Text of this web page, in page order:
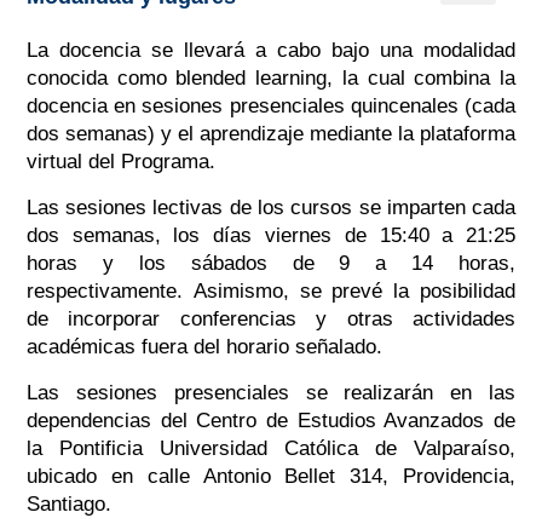
La docencia se llevará a cabo bajo una modalidad
conocida como blended learning, la cual combina la
docencia en sesiones presenciales quincenales (cada
dos semanas) y el aprendizaje mediante la plataforma
virtual del Programa.
Las sesiones lectivas de los cursos se imparten cada
dos semanas, los días viernes de 15:40 a 21:25
horas y los sábados de 9 a 14 horas,
respectivamente. Asimismo, se prevé la posibilidad
de incorporar conferencias y otras actividades
académicas fuera del horario señalado.
Las sesiones presenciales se realizarán en las
dependencias del Centro de Estudios Avanzados de
la Pontificia Universidad Católica de Valparaíso,
ubicado en calle Antonio Bellet 314, Providencia,
Santiago.